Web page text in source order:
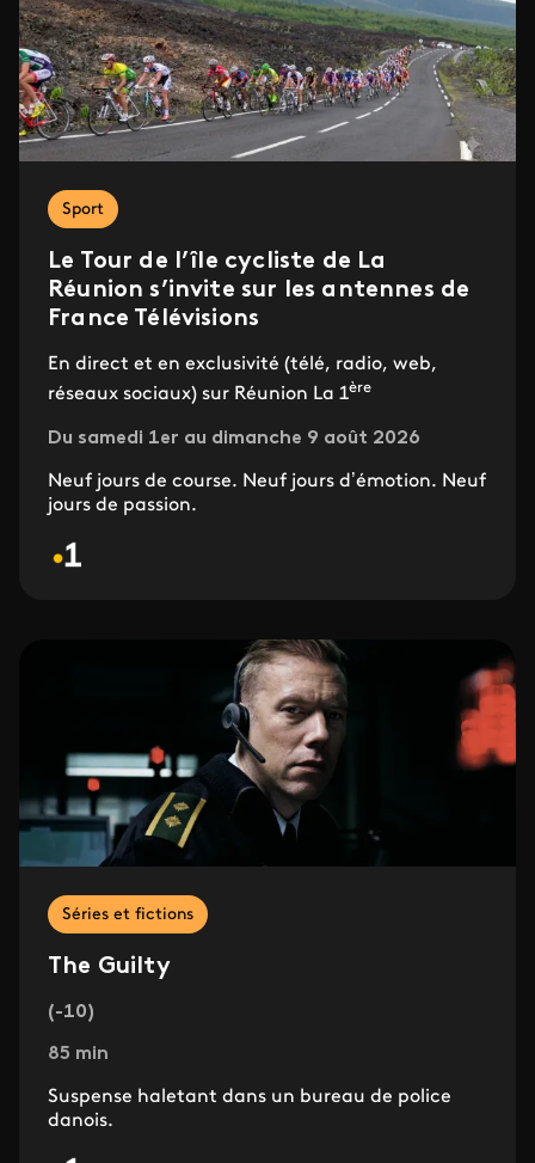
Sport
Le Tour de l’île cycliste de La
Réunion s’invite sur les antennes de
France Télévisions
En direct et en exclusivité (télé, radio, web,
réseaux sociaux) sur Réunion La 1ère
Du samedi 1er au dimanche 9 août 2026
Neuf jours de course. Neuf jours d’émotion. Neuf
jours de passion.
Séries et fictions
The Guilty
(-10)
85 min
Suspense haletant dans un bureau de police
danois.